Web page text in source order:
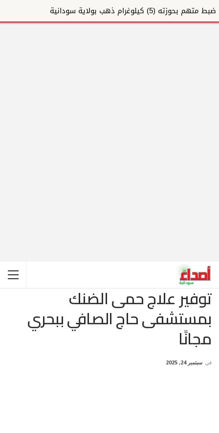
ضبط متهم بحوزته (5) كيلوغرام ذهب بولاية سودانية
توفير علاج حمى الضنك
بمستشفى حاج الصافي ببحري
مجانًا
في سبتمبر 24, 2025